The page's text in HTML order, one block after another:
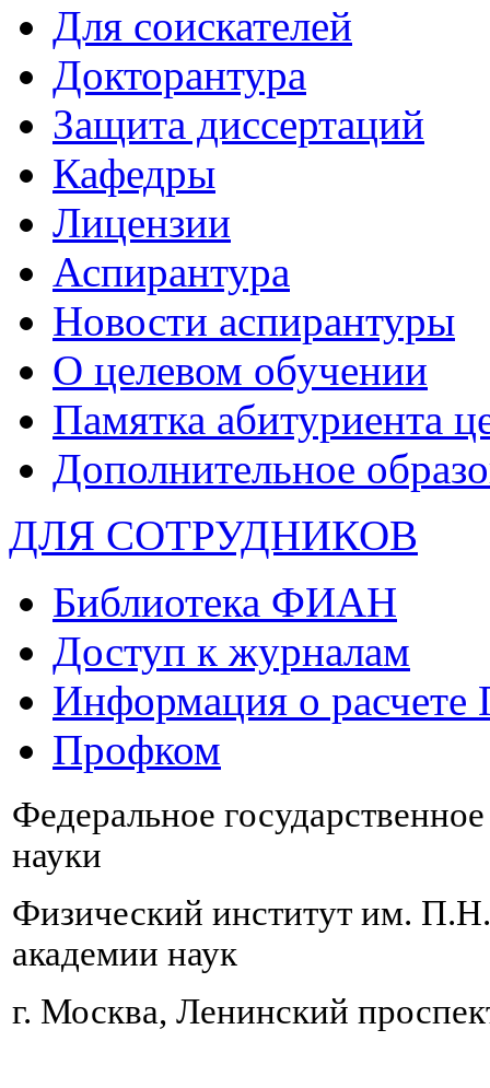
Для соискателей
Докторантура
Защита диссертаций
Кафедры
Лицензии
Аспирантура
Новости аспирантуры
О целевом обучении
Памятка абитуриента
Дополнительное
ДЛЯ СОТРУДНИКОВ
Библиотека ФИАН
Доступ к журналам
Информация о
Профком
Федеральное
науки
Физический институт им.
академии наук
г. Москва, Ленинский